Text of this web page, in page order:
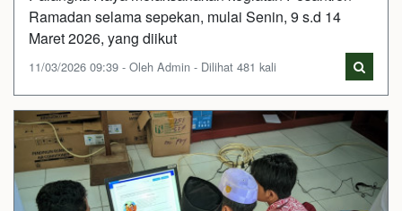
Ramadan selama sepekan, mulai Senin, 9 s.d 14
Maret 2026, yang diikut
11/03/2026 09:39 - Oleh Admin - Dilihat 481 kali